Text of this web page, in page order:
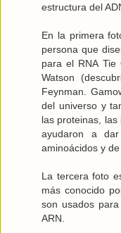
estructura del
En la primera
persona que
para el RNA Tie
Watson
Feynman.
del universo y
las proteinas,
ayudaron a
aminoácidos y
La tercera foto
más conocido
son usados
ARN.